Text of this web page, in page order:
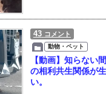
43 コメント
動物・ペット
【動画】知らない
の相利共生関係が
い。